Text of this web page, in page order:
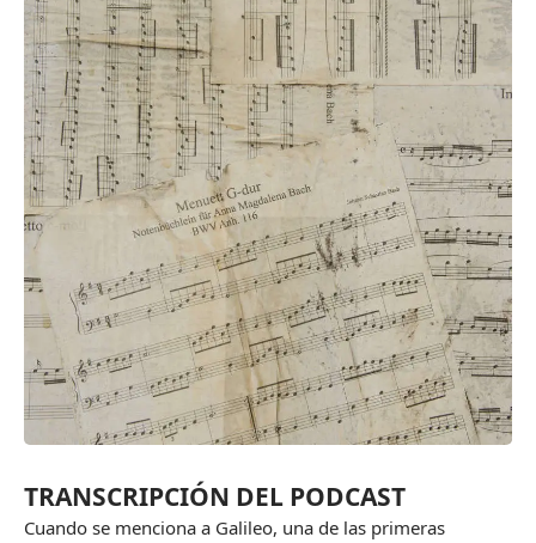
TRANSCRIPCIÓN DEL PODCAST
Cuando se menciona a Galileo, una de las primeras